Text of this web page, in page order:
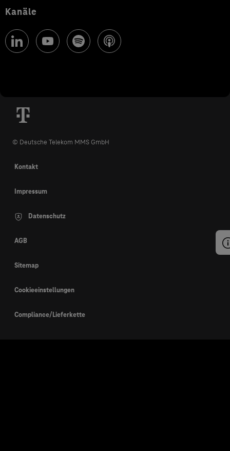
Kanäle
© Deutsche Telekom MMS GmbH
Kontakt
Impressum
Datenschutz
AGB
Sitemap
Cookieeinstellungen
Compliance/Lieferkette